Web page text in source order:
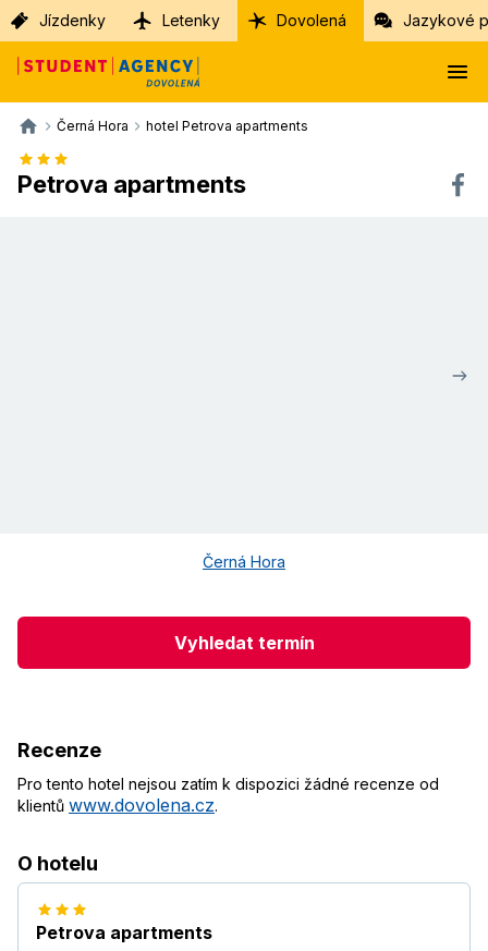
Jízdenky Letenky Dovolená Jazykové
Černá Hora hotel Petrova apartments
Petrova apartments
Černá Hora
Vyhledat termín
Recenze
Pro tento hotel nejsou zatím k dispozici žádné recenze od
klientů www.dovolena.cz.
O hotelu
Petrova apartments